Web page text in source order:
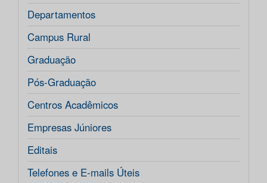
Departamentos
Campus Rural
Graduação
Pós-Graduação
Centros Acadêmicos
Empresas Júniores
Editais
Telefones e E-mails Úteis